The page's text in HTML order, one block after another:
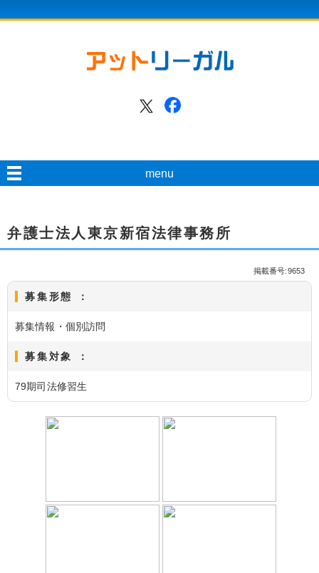
menu
弁護士法人東京新宿法律事務所
掲載番号:9653
募集形態 ：
募集情報・個別訪問
募集対象 ：
79期司法修習生